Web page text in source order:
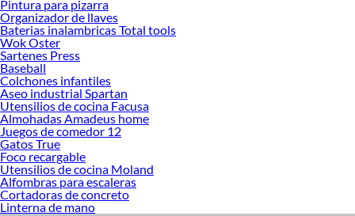
Pintura para pizarra
Organizador de llaves
Baterias inalambricas Total tools
Wok Oster
Sartenes Press
Baseball
Colchones infantiles
Aseo industrial Spartan
Utensilios de cocina Facusa
Almohadas Amadeus home
Juegos de comedor 12
Gatos True
Foco recargable
Utensilios de cocina Moland
Alfombras para escaleras
Cortadoras de concreto
Linterna de mano